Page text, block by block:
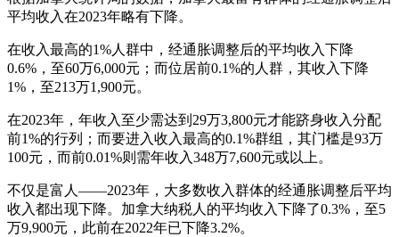
平均收入在2023年略有下降。
在收入最高的1%人群中，经通胀调整后的平均收入下降
0.6%，至60万6,000元；而位居前0.1%的人群，其收入下降
1%，至213万1,900元。
在2023年，年收入至少需达到29万3,800元才能跻身收入分配
前1%的行列；而要进入收入最高的0.1%群组，其门槛是93万
100元，而前0.01%则需年收入348万7,600元或以上。
不仅是富人——2023年，大多数收入群体的经通胀调整后平均
收入都出现下降。加拿大纳税人的平均收入下降了0.3%，至5
万9,900元，此前在2022年已下降3.2%。